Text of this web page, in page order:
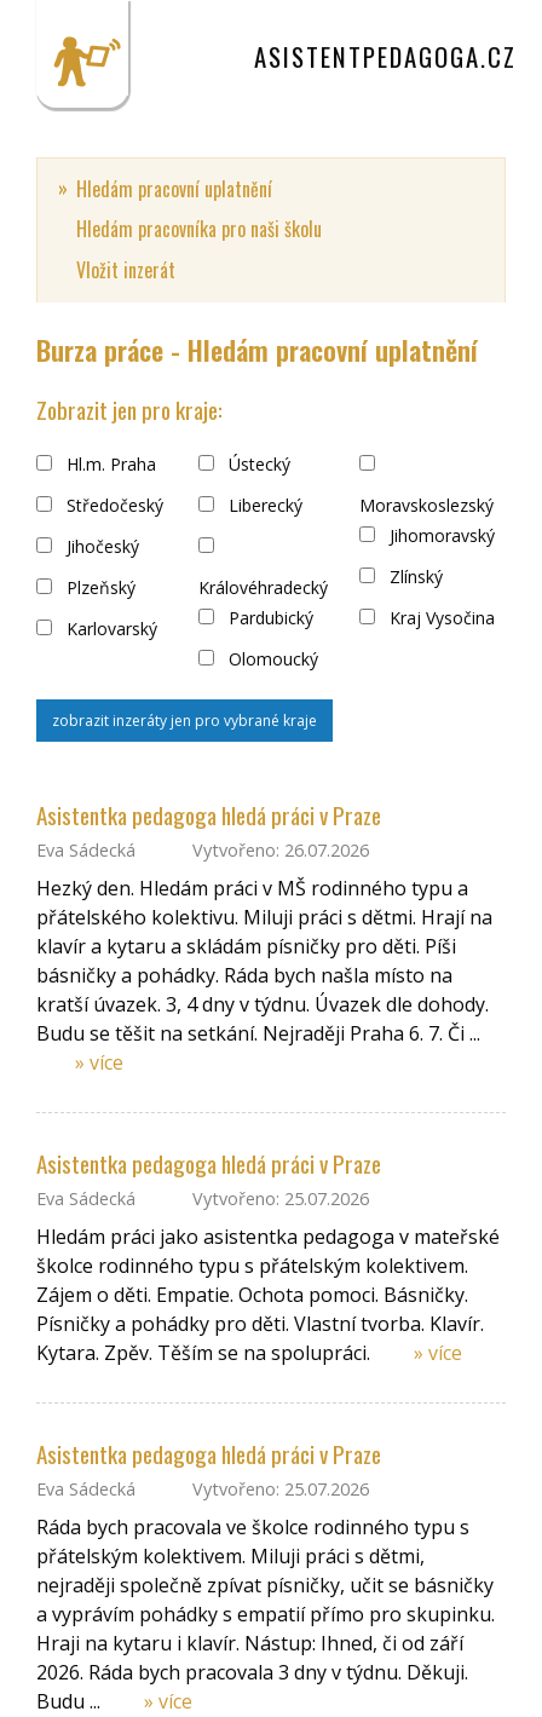
ASISTENTPEDAGOGA.CZ
Hledám pracovní uplatnění
Hledám pracovníka pro naši školu
Vložit inzerát
Burza práce - Hledám pracovní uplatnění
Zobrazit jen pro kraje:
Hl.m. Praha
Středočeský
Jihočeský
Plzeňský
Karlovarský
Ústecký
Liberecký
Královéhradecký
Pardubický
Olomoucký
Moravskoslezský
Jihomoravský
Zlínský
Kraj Vysočina
zobrazit inzeráty jen pro vybrané kraje
Asistentka pedagoga hledá práci v Praze
Eva Sádecká Vytvořeno: 26.07.2026
Hezký den. Hledám práci v MŠ rodinného typu a
přátelského kolektivu. Miluji práci s dětmi. Hrají na
klavír a kytaru a skládám písničky pro děti. Píši
básničky a pohádky. Ráda bych našla místo na
kratší úvazek. 3, 4 dny v týdnu. Úvazek dle dohody.
Budu se těšit na setkání. Nejraději Praha 6. 7. Či ...
» více
Asistentka pedagoga hledá práci v Praze
Eva Sádecká Vytvořeno: 25.07.2026
Hledám práci jako asistentka pedagoga v mateřské
školce rodinného typu s přátelským kolektivem.
Zájem o děti. Empatie. Ochota pomoci. Básničky.
Písničky a pohádky pro děti. Vlastní tvorba. Klavír.
Kytara. Zpěv. Těším se na spolupráci.
» více
Asistentka pedagoga hledá práci v Praze
Eva Sádecká Vytvořeno: 25.07.2026
Ráda bych pracovala ve školce rodinného typu s
přátelským kolektivem. Miluji práci s dětmi,
nejraději společně zpívat písničky, učit se básničky
a vyprávím pohádky s empatií přímo pro skupinku.
Hraji na kytaru i klavír. Nástup: Ihned, či od září
2026. Ráda bych pracovala 3 dny v týdnu. Děkuji.
Budu ...
» více